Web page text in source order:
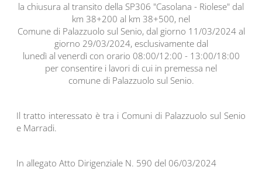
la chiusura al transito della SP306 "Casolana - Riolese" dal
km 38+200 al km 38+500, nel
Comune di Palazzuolo sul Senio, dal giorno 11/03/2024 al
giorno 29/03/2024, esclusivamente dal
lunedì al venerdì con orario 08:00/12:00 - 13:00/18:00
per consentire i lavori di cui in premessa nel
comune di Palazzuolo sul Senio.
Il tratto interessato è tra i Comuni di Palazzuolo sul Senio
e Marradi.
In allegato Atto Dirigenziale N. 590 del 06/03/2024